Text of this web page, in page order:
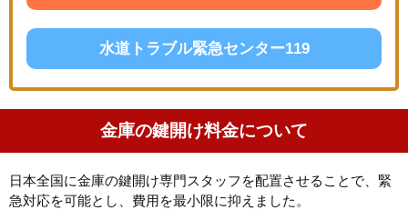
水道トラブル緊急センター119
金庫の鍵開け料金について
日本全国に金庫の鍵開け専門スタッフを配置させることで、緊
急対応を可能とし、費用を最小限に抑えました。